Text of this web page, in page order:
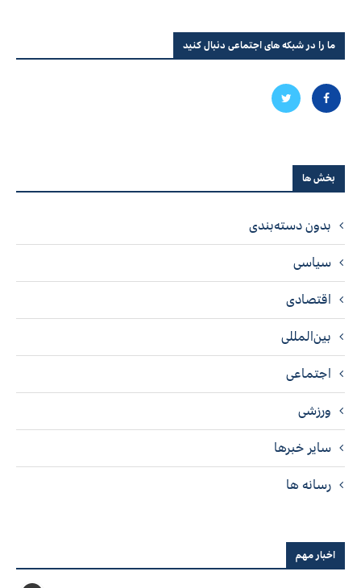
ما را در شبکه های اجتماعی دنبال کنید
بخش ها
بدون دسته‌بندی
سیاسی
اقتصادی
بین‌المللی
اجتماعی
ورزشی
سایر خبرها
رسانه ها
اخبار مهم